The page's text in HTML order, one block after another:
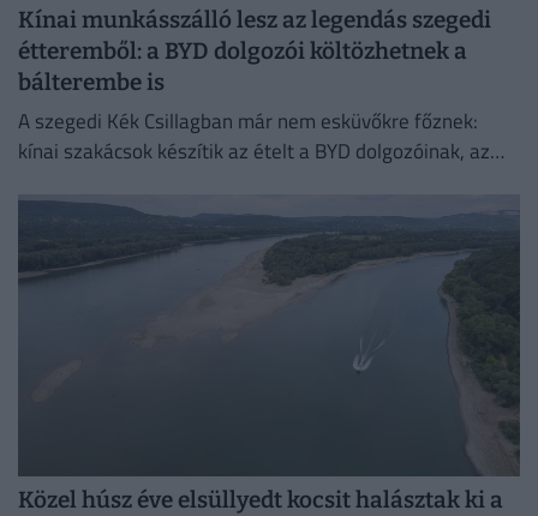
Kínai munkásszálló lesz az legendás szegedi
étteremből: a BYD dolgozói költözhetnek a
bálterembe is
A szegedi Kék Csillagban már nem esküvőkre főznek:
kínai szakácsok készítik az ételt a BYD dolgozóinak, az
munkásszállás lehet.
Közel húsz éve elsüllyedt kocsit halásztak ki a